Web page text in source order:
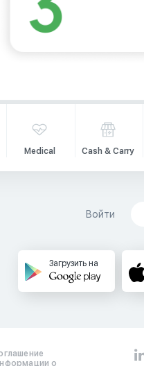
Medical Cash & Carry
Войти
Загрузить на
о